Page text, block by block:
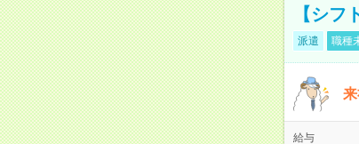
【シ
派遣 職種
給与